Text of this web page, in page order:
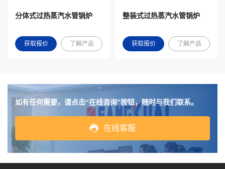
分体式过热蒸汽水管锅炉
获取报价 了解产品
整装式过热蒸汽水管锅炉
获取报价 了解产品
如有任何需要，请点击“在线咨询”按钮，随时与我们联系。
在线客服